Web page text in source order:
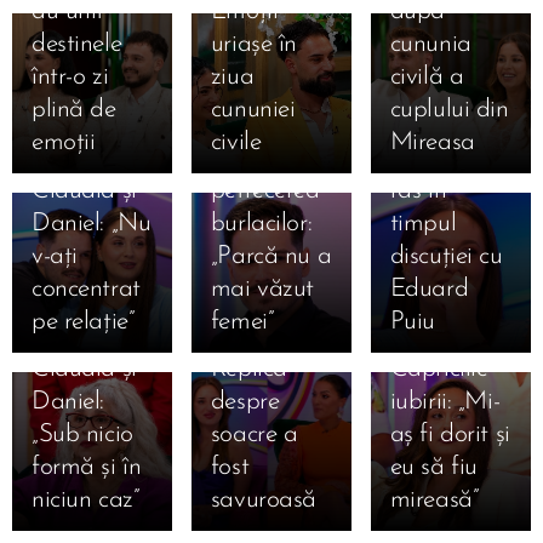
au unit
destinele
într-o zi
plină de
emoții
Emoții
uriașe în
ziua
cununiei
civile
după
cununia
civilă a
cuplului din
Mireasa
16.07.2026
Eduard
Puiu a spus
de ce s-au
despărțit
Claudia și
Daniel: „Nu
v-ați
concentrat
pe relație”
16.07.2026
Denis l-a
făcut praf
pe Daniel
după
petrecerea
burlacilor:
„Parcă nu a
mai văzut
femei”
atenționat-
o pe
Claudia
după ce a
izbucnit în
râs în
timpul
discuției cu
Eduard
Puiu
16.07.2026
Doamna
Cătălina,
mesaj
categoric
pentru
Claudia și
Daniel:
„Sub nicio
formă și în
niciun caz”
16.07.2026
Raluca
Preda a
făcut-o pe
Daniela să
râdă în
hohote la
Mireasa.
Replica
despre
soacre a
fost
savuroasă
16.07.2026
Claudia a
izbucnit în
lacrimi la
Mireasa.
Capriciile
iubirii: „Mi-
aș fi dorit și
eu să fiu
mireasă”
16.07.2026
Daniela,
mărturisire
emoționantă
despre
Mihai la
Mireasa.
15.07.2026
Daniel,
mesaj dur
pentru
Claudia!
Declarațiile
15.07.2026
Marian și-a
ales
favoriții
pentru
marea
finală
15.07.2026